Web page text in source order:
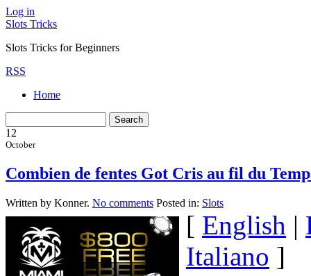
Log in
Slots Tricks
Slots Tricks for Beginners
RSS
Home
12
October
Combien de fentes Got Cris au fil du
Written by Konner. No comments Posted in: Slots
[ English |
Italiano ]